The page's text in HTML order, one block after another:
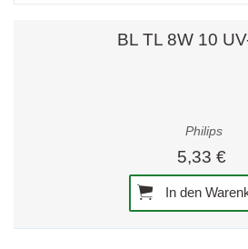
BL TL 8W 10
Philips
5,33 €
In den